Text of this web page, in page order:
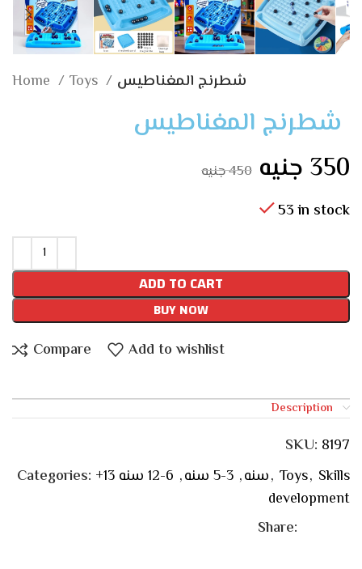
Home Toys شطرنج المغناطيس
شطرنج المغناطيس
450جنيه 350 جنيه
53 in stock
ADD TO CART
BUY NOW
Compare Add to wishlist
Description
SKU: 8197
Categories:
+13 سنه, 3-5 سنه , 6-12 سنه , Toys, Skills
development
Share: